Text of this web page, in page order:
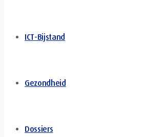
ICT-Bijstand
Gezondheid
Dossiers